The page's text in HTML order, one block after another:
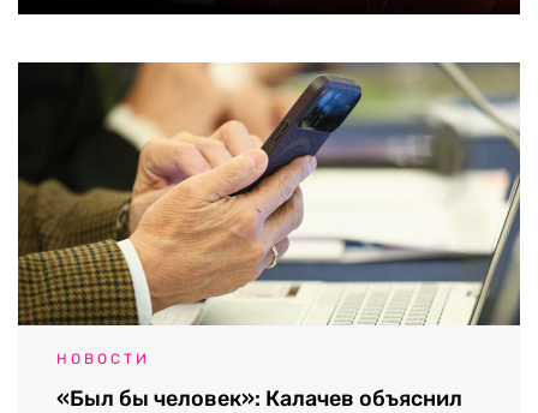
НОВОСТИ
«Был бы человек»: Калачев объяснил